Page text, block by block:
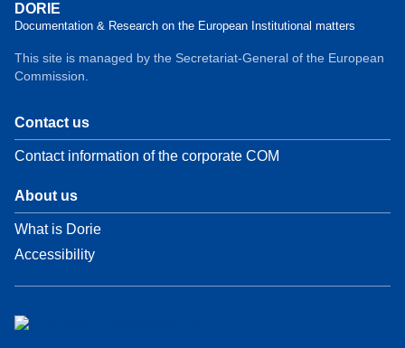
DORIE
Documentation & Research on the European Institutional matters
This site is managed by the Secretariat-General of the European
Commission.
Contact us
Contact information of the corporate COM
About us
What is Dorie
Accessibility